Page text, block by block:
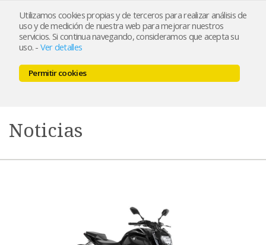
Utilizamos cookies propias y de terceros para realizar análisis de
uso y de medición de nuestra web para mejorar nuestros
servicios. Si continua navegando, consideramos que acepta su
uso. - Ver detalles
Permitir cookies
MENU
Noticias